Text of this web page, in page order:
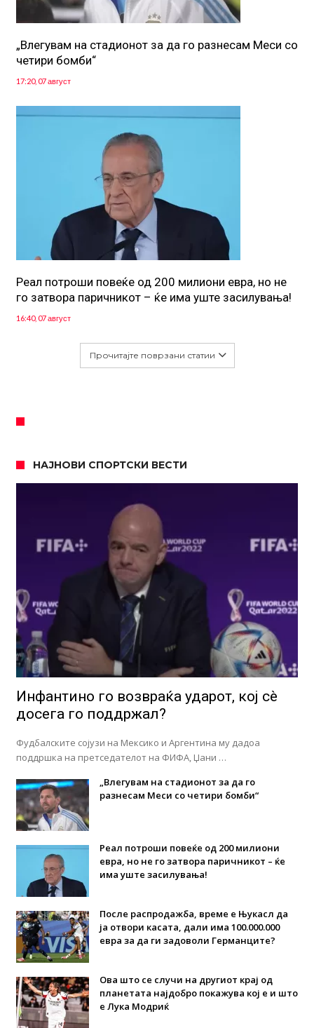
„Влегувам на стадионот за да го разнесам Меси со
четири бомби“
17:20, 07 август
Реал потроши повеќе од 200 милиони евра, но не
го затвора паричникот – ќе има уште засилувања!
16:40, 07 август
Прочитајте поврзани статии
НАЈНОВИ СПОРТСКИ ВЕСТИ
Инфантино го возвраќа ударот, кој сè
досега го поддржал?
Фудбалските сојузи на Мексико и Аргентина му дадоа
поддршка на претседателот на ФИФА, Џани …
„Влегувам на стадионот за да го
разнесам Меси со четири бомби“
Реал потроши повеќе од 200 милиони
евра, но не го затвора паричникот – ќе
има уште засилувања!
После распродажба, време е Њукасл да
ја отвори касата, дали има 100.000.000
евра за да ги задоволи Германците?
Ова што се случи на другиот крај од
планетата најдобро покажува кој е и што
е Лука Модриќ